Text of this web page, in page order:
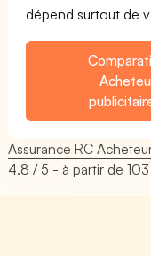
dépend surtout de
Assurance RC
4.8 / 5 - à partir de103